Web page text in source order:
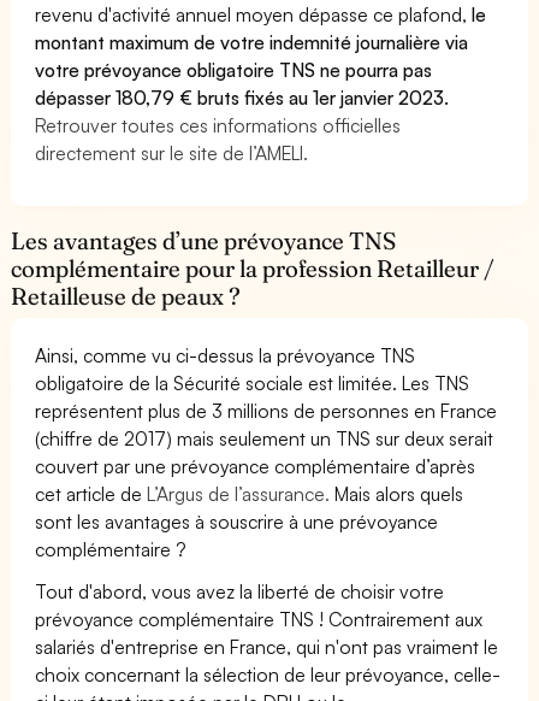
revenu d'activité annuel moyen dépasse ce plafond,le
montant maximum de votre indemnité journalière via
votre prévoyance obligatoire TNS ne pourra pas
dépasser 180,79 € bruts fixés au 1er janvier 2023.
Retrouver toutes ces informations officielles
directement sur le site de l’AMELI.
Les avantages d’une prévoyance TNS
complémentaire pour la profession Retailleur /
Retailleuse de peaux ?
Ainsi, comme vu ci-dessus la prévoyance TNS
obligatoire de la Sécurité sociale est limitée. Les TNS
représentent plus de 3 millions de personnes en France
(chiffre de 2017) mais seulement un TNS sur deux serait
couvert par une prévoyance complémentaire d’après
cet article deL’Argus de l’assurance. Mais alors quels
sont les avantages à souscrire à une prévoyance
complémentaire ?
Tout d'abord, vous avez la liberté de choisir votre
prévoyance complémentaire TNS ! Contrairement aux
salariés d'entreprise en France, qui n'ont pas vraiment le
choix concernant la sélection de leur prévoyance, celle-